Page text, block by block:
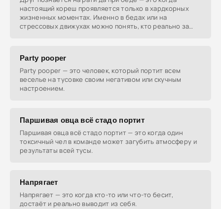
настоящий кореш проявляется только в хардкорных
жизненных моментах. Именно в бедах или на
стрессовых движухах можно понять, кто реально за
Party pooper
Party pooper — это человек, который портит всем
веселье на тусовке своим негативом или скучным
настроением.
Паршивая овца всё стадо портит
Паршивая овца всё стадо портит — это когда один
токсичный чел в команде может загубить атмосферу и
результаты всей тусы.
Напрягает
Напрягает — это когда кто-то или что-то бесит,
достаёт и реально выводит из себя.